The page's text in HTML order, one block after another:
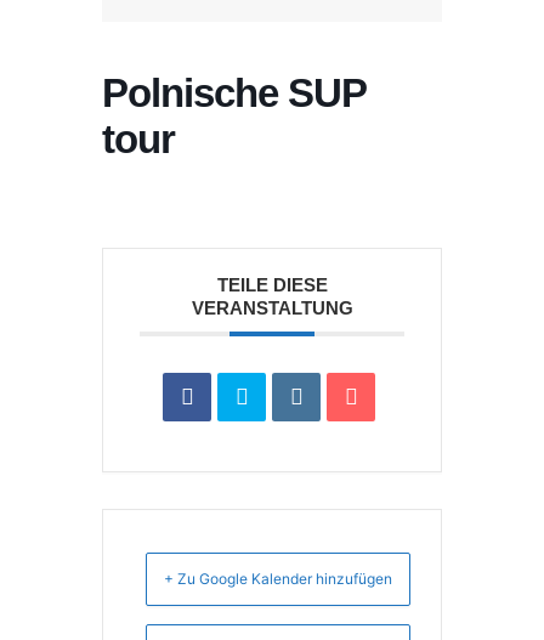
Polnische SUP
tour
TEILE DIESE
VERANSTALTUNG
+ Zu Google Kalender hinzufügen